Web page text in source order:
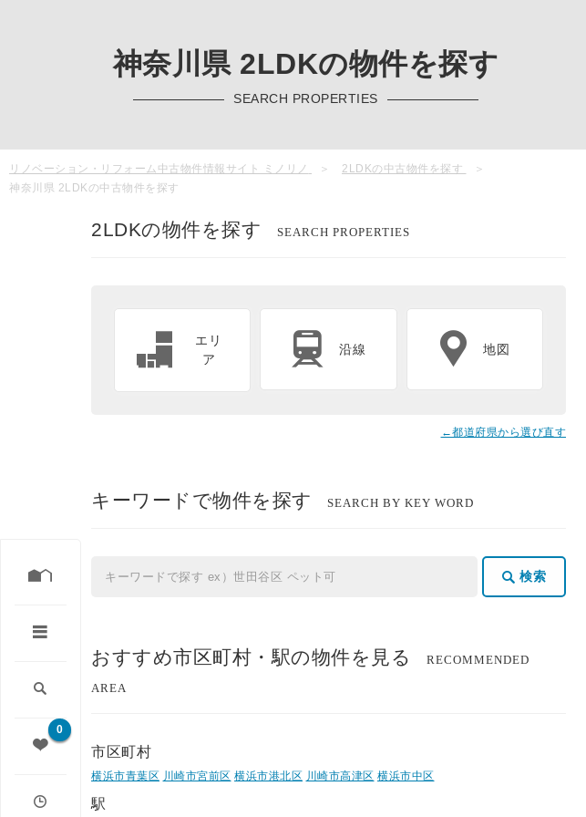
0
神奈川県 2LDKの物件を探す
SEARCH PROPERTIES
リノベーション・リフォーム中古物件情報サイト ミノリノ
2LDKの中古物件を探す
神奈川県 2LDKの中古物件を探す
2LDKの物件を探す SEARCH PROPERTIES
エリ
ア
沿線 地図
←都道府県から選び直す
キーワードで物件を探す SEARCH BY KEY WORD
検索
おすすめ市区町村・駅の物件を見る RECOMMENDED
AREA
市区町村
横浜市青葉区 川崎市宮前区 横浜市港北区 川崎市高津区 横浜市中区
駅